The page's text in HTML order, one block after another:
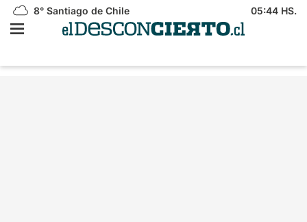
8° Santiago de Chile 05:44 HS.